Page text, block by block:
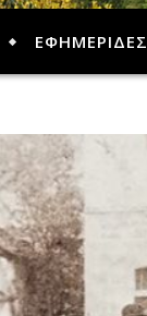
ΕΦΗΜΕΡΙΔΕΣ